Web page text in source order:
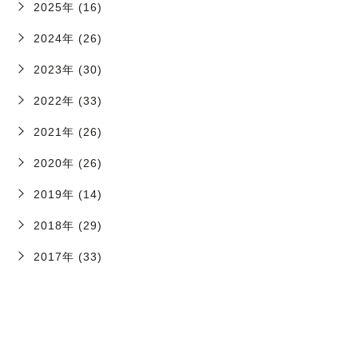
2025年 (16)
2024年 (26)
2023年 (30)
2022年 (33)
2021年 (26)
2020年 (26)
2019年 (14)
2018年 (29)
2017年 (33)